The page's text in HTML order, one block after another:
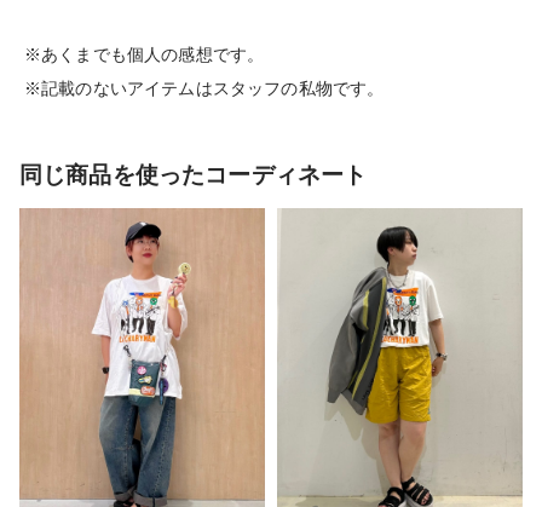
※あくまでも個人の感想です。
※記載のないアイテムはスタッフの私物です。
同じ商品を使ったコーディネート